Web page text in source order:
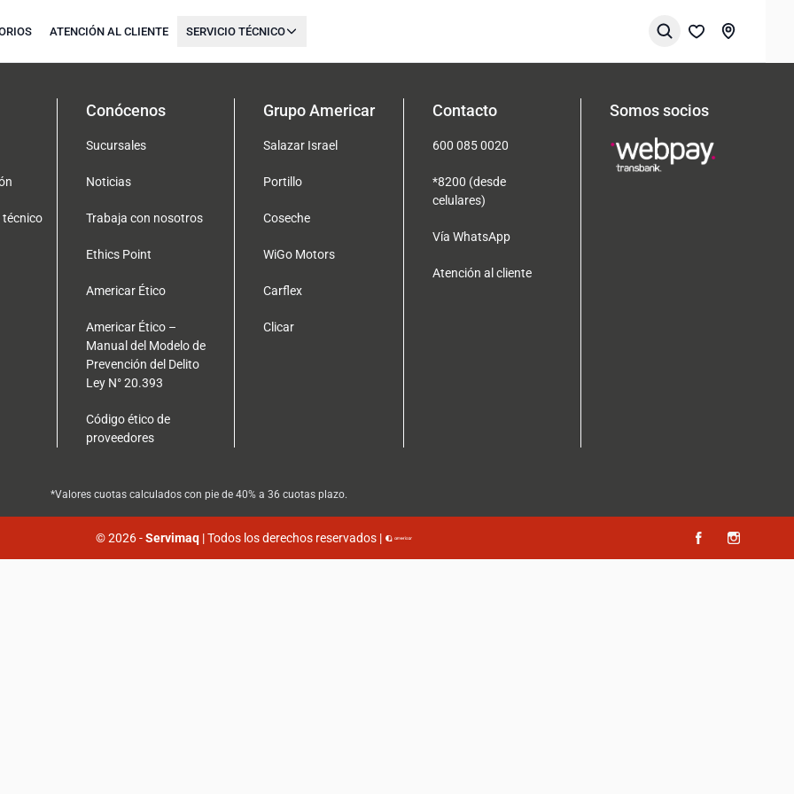
ATENCIÓN AL CLIENTE SERVICIO TÉCNICO
técnico
Conócenos
Sucursales
Noticias
Trabaja con nosotros
Ethics Point
Americar Ético
Americar Ético –
Manual del Modelo de
Prevención del Delito
Ley N° 20.393
Código ético de
proveedores
Grupo Americar
Salazar Israel
Portillo
Coseche
WiGo Motors
Carflex
Clicar
Contacto
600 085 0020
*8200 (desde
celulares)
Vía WhatsApp
Atención al cliente
Somos socios
*Valores cuotas calculados con pie de 40% a 36 cuotas plazo.
© 2026 -Servimaq| Todos los derechos reservados |